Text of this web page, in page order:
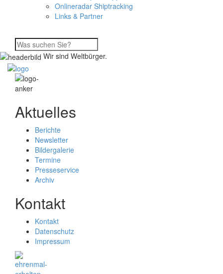
Onlineradar Shiptracking
Links & Partner
Wir sind Weltbürger.
Aktuelles
Berichte
Newsletter
Bildergalerie
Termine
Presseservice
Archiv
Kontakt
Kontakt
Datenschutz
Impressum